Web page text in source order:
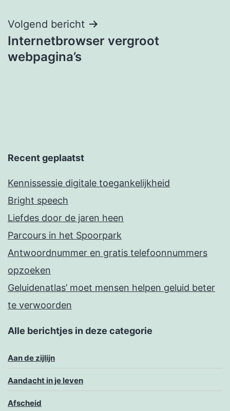
Volgend bericht
Internetbrowser vergroot
webpagina’s
Recent geplaatst
Kennissessie digitale toegankelijkheid
Bright speech
Liefdes door de jaren heen
Parcours in het Spoorpark
Antwoordnummer en gratis telefoonnummers
opzoeken
Geluidenatlas’ moet mensen helpen geluid beter
te verwoorden
Alle berichtjes in deze categorie
Aan de zijlijn
Aandacht in je leven
Afscheid